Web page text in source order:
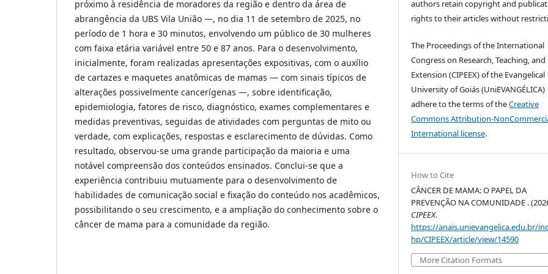
próximo à residência de moradores da região e dentro da área de
abrangência da UBS Vila União —, no dia 11 de setembro de 2025, no
período de 1 hora e 30 minutos, envolvendo um público de 30 mulheres
com faixa etária variável entre 50 e 87 anos. Para o desenvolvimento,
inicialmente, foram realizadas apresentações expositivas, com o auxílio
de cartazes e maquetes anatômicas de mamas — com sinais típicos de
alterações possivelmente cancerígenas —, sobre identificação,
epidemiologia, fatores de risco, diagnóstico, exames complementares e
medidas preventivas, seguidas de atividades com perguntas de mito ou
verdade, com explicações, respostas e esclarecimento de dúvidas. Como
resultado, observou-se uma grande participação da maioria e uma
notável compreensão dos conteúdos ensinados. Conclui-se que a
experiência contribuiu mutuamente para o desenvolvimento de
habilidades de comunicação social e fixação do conteúdo nos acadêmicos,
possibilitando o seu crescimento, e a ampliação do conhecimento sobre o
câncer de mama para a comunidade da região.
authors retain copyright and
rights to their articles without
The Proceedings of the International
Congress on Research, Teaching, and
Extension (CIPEEX) of the Evangelical
University of Goiás (UniEVANGÉLICA)
adhere to the terms of theCreative
Commons Attribution-
International license.
How to Cite
CÂNCER DE MAMA: O PAPEL DA
PREVENÇÃO NA COMUNIDADE .
CIPEEX.
https://anais.unievangelica.edu.br/
hp/CIPEEX/article/view/14590
More Citation Formats